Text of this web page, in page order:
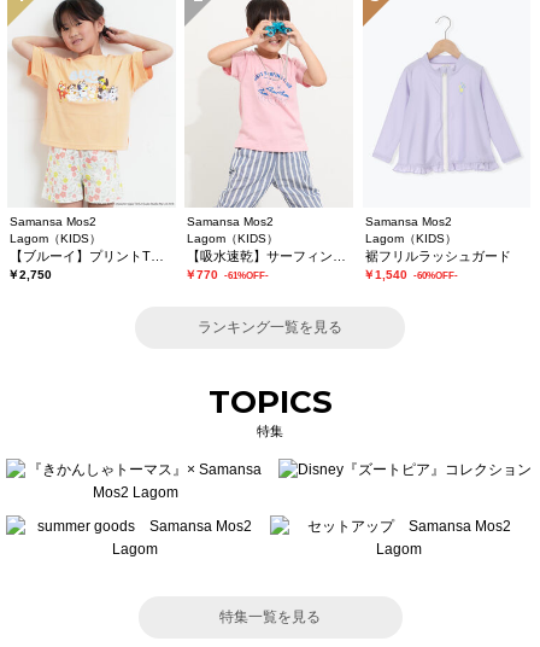
Samansa Mos2
Lagom（KIDS）
￥2,750
Samansa Mos2
Lagom（KIDS）
￥770 -61%OFF-
Samansa Mos2
Lagom（KIDS）
裾フリルラッシュガード
￥1,540 -60%OFF-
ランキング一覧を見る
TOPICS
特集
特集一覧を見る